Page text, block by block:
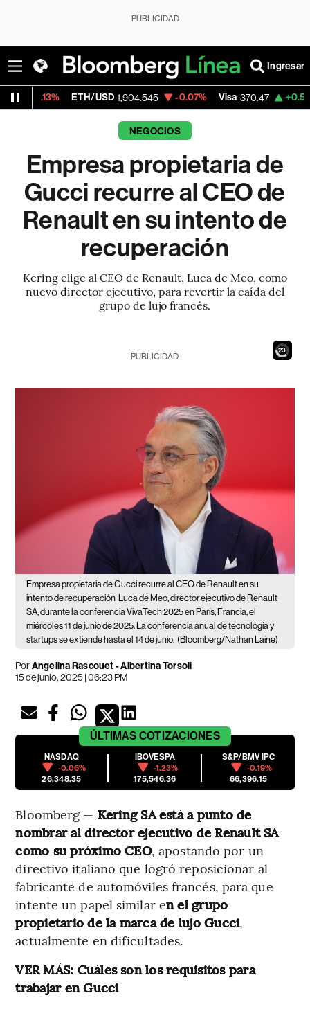
PUBLICIDAD
Ingresar
ETH/USD 1,904.545 -0.07% Visa 370.47 +0.52%
NEGOCIOS
Empresa propietaria de
Gucci recurre al CEO de
Renault en su intento de
recuperación
Kering elige al CEO de Renault, Luca de Meo, como
nuevo director ejecutivo, para revertir la caída del
grupo de lujo francés.
21
PUBLICIDAD
Empresa propietaria de Gucci recurre al CEO de Renault en su
intento de recuperación
Luca de Meo, director ejecutivo de Renault
SA, durante la conferencia VivaTech 2025 en París, Francia, el
miércoles 11 de junio de 2025. La conferencia anual de tecnología y
startups se extiende hasta el 14 de junio. (Bloomberg/Nathan Laine)
PorAngelina Rascouet - Albertina Torsoli
15 de junio, 2025 | 06:23 PM
ÚLTIMAS COTIZACIONES
NASDAQ
-0.06%
26,348.35
IBOVESPA
-1.23%
175,546.36
S&P/BMV IPC
-0.19%
66,396.15
Bloomberg — Kering SA está a punto de
nombrar al director ejecutivo de Renault SA
como su próximo CEO, apostando por un
directivo italiano que logró reposicionar al
fabricante de automóviles francés, para que
intente un papel similar en el grupo
propietario de la marca de lujo Gucci,
actualmente en dificultades.
VER MÁS: Cuáles son los requisitos para
trabajar en Gucci